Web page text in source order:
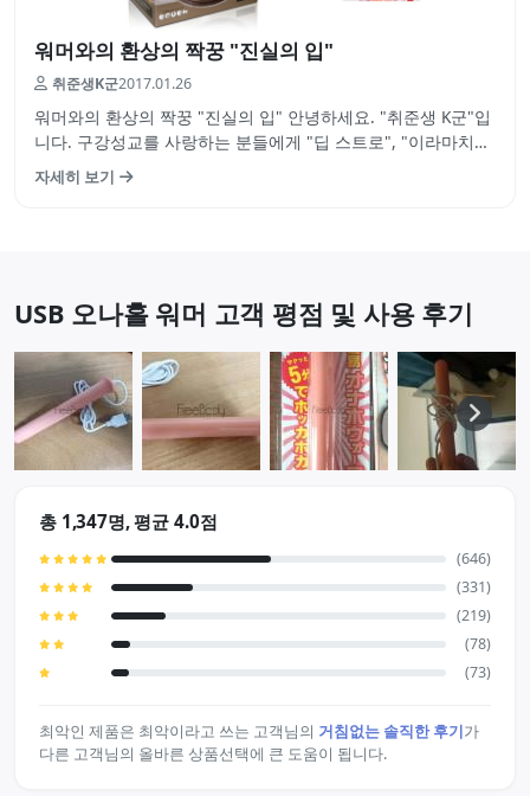
워머와의 환상의 짝꿍 "진실의 입"
취준생K군2017.01.26
워머와의 환상의 짝꿍 "진실의 입" 안녕하세요. "취준생 K군"입
니다. 구강성교를 사랑하는 분들에게 "딥 스트로", "이라마치
오"는 실제 성관계시에는 시도하기 어려운 체위중 하나일거라
고 생각합니다. 여성의 입으로 핥아주고 빨아주고 박는 맛.. 상
자세히 보기
USB 오나홀 워머 고객 평점 및 사용 후기
총 1,347명, 평균 4.0점
(646)
(331)
(219)
(78)
(73)
최악인 제품은 최악이라고 쓰는 고객님의 거침없는 솔직한 후기가
다른 고객님의 올바른 상품선택에 큰 도움이 됩니다.